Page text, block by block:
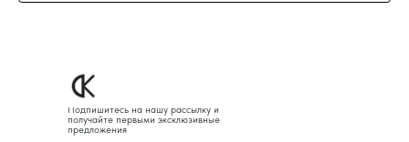
Подпишитесь на нашу рассылку и
получайте первыми эксклюзивные
предложения